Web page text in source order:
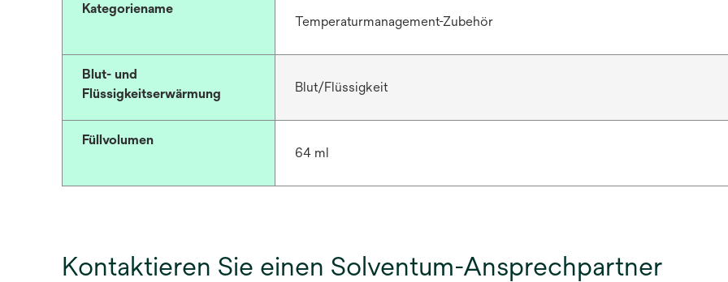
Kategoriename
Temperaturmanagement-Zubehör
Blut- und
Flüssigkeitserwärmung
Blut/Flüssigkeit
Füllvolumen
64 ml
Kontaktieren Sie einen Solventum-Ansprechpartner